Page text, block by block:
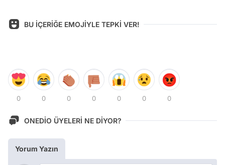
BU İÇERİĞE EMOJİYLE TEPKİ VER!
0 0 0 0 0 0 0
ONEDİO ÜYELERİ NE DİYOR?
Yorum Yazın